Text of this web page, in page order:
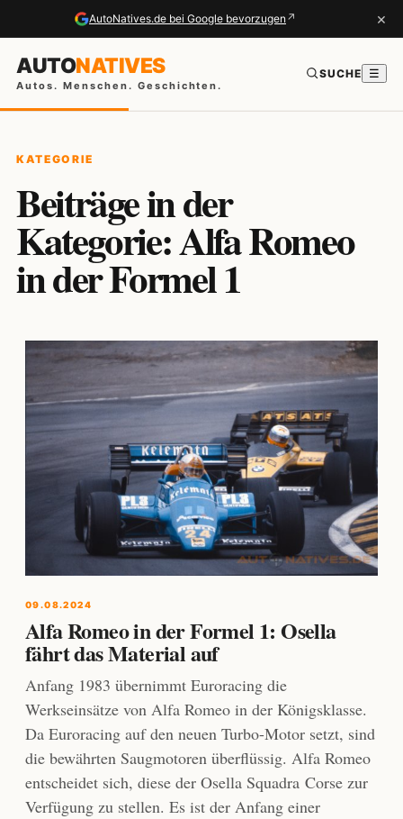
AutoNatives.de bei Google bevorzugen ↗ ×
AUTONATIVES
Autos. Menschen. Geschichten.
SUCHE ☰
KATEGORIE
Beiträge in der
Kategorie: Alfa Romeo
in der Formel 1
09.08.2024
Alfa Romeo in der Formel 1: Osella
fährt das Material auf
Anfang 1983 übernimmt Euroracing die
Werkseinsätze von Alfa Romeo in der Königsklasse.
Da Euroracing auf den neuen Turbo-Motor setzt, sind
die bewährten Saugmotoren überflüssig. Alfa Romeo
entscheidet sich, diese der Osella Squadra Corse zur
Verfügung zu stellen. Es ist der Anfang einer